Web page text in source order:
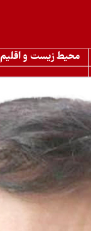
محیط زیست و اقلیم